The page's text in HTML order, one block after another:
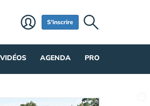
S'inscrire
VIDÉOS AGENDA PRO